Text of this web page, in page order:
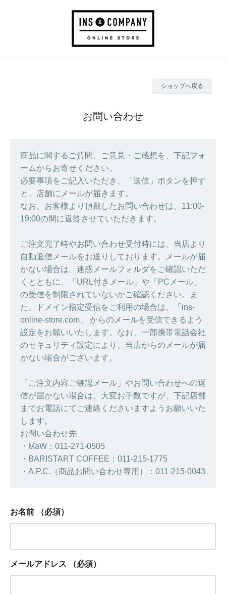
ショップへ戻る
お問い合わせ
商品に関するご質問、ご意見・ご感想を、下記フォ
ームからお寄せください。
必要事項をご記入いただき、「送信」ボタンを押す
と、店舗にメールが届きます。
なお、お客様より頂戴したお問い合わせは、11:00-
19:00の間に返答させていただきます。
ご注文完了時やお問い合わせ受付時には、当店より
自動返信メールをお送りしております。メールが届
かない場合は、迷惑メールフォルダをご確認いただ
くとともに、「URL付きメール」や「PCメール」
の受信を制限されていないかご確認ください。ま
た、ドメイン指定受信をご利用の場合は、「ins-
online-store.com」 からのメールを受信できるよう
設定をお願いいたします。なお、一部携帯電話会社
のセキュリティ設定により、当店からのメールが届
かない場合がございます。
「ご注文内容ご確認メール」やお問い合わせへの返
信が届かない場合は、大変お手数ですが、下記店舗
までお電話にてご連絡くださいますようお願いいた
します。
お問い合わせ先
・MaW：011-271-0505
・BARISTART COFFEE：011-215-1775
・A.P.C.（商品お問い合わせ専用）：011-215-0043
お名前 （必須）
メールアドレス （必須）